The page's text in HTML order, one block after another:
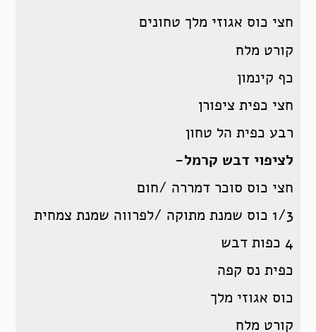
חצי כוס אגוזי מלך טחונים
קורט מלח
כף קינמון
חצי כפית ציפורן
רבע כפית הל טחון
לציפוי דבש קרמל-
חצי כוס סוכר דמררה /חום
1/3 כוס שמנת מתוקה /לפרווה שמנת צמחית
4 כפות דבש
כפית נס קפה
כוס אגוזי מלך
קורט מלח